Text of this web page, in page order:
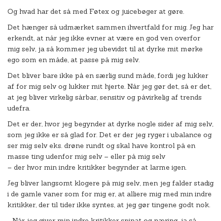
Og hvad har det så med Føtex og juicebøger at gøre.
Det hænger så udmærket sammen ihvertfald for mig. Jeg har
erkendt, at når jeg ikke evner at være en god ven overfor
mig selv, ja så kommer jeg ubevidst til at dyrke mit mørke
ego som en måde, at passe på mig selv.
Det bliver bare ikke på en særlig sund måde, fordi jeg lukker
af for mig selv og lukker mit hjerte. Når jeg gør det, så er det,
at jeg bliver virkelig sårbar, sensitiv og påvirkelig af trends
udefra.
Det er der, hvor jeg begynder at dyrke nogle sider af mig selv,
som jeg ikke er så glad for. Det er der jeg ryger i ubalance og
ser mig selv eks. drøne rundt og skal have kontrol på en
masse ting udenfor mig selv – eller på mig selv
– der hvor min indre kritikker begynder at larme igen.
Jeg bliver langsomt klogere på mig selv, men jeg falder stadig
i de gamle vaner som for mig er, at alliere mig med min indre
kritikker, der til tider ikke syntes, at jeg gør tingene godt nok.